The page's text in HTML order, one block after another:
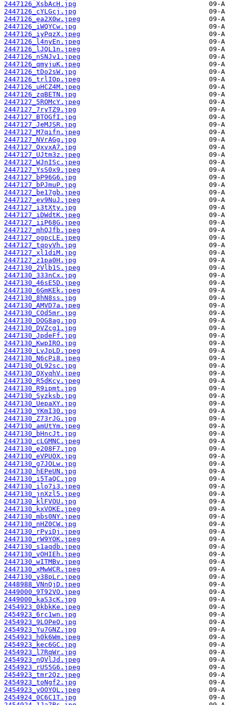
2447126_XsbAcH.jpg
2447126_cYLGcj.jpg
2447126_ea2X0w.jpeg
2447126_iWQYCw.jpg
2447126_iyPqzX.jpeg
2447126_l4nyEn.jpeg
2447126_lJQL1n.jpeg
2447126_nSNJv1.jpeg
2447126_qmyjuK.jpeg
2447126_tDo2sW.jpg
2447126_trlIOp.jpeg
2447126_uHCZ4M.jpeg
2447126_zqBETN.jpg
2447127_5ROMcY.jpeg
2447127_7ryTZ9.jpg
2447127_BTOGfI.jpg
2447127_JeMJSR.jpg
2447127_M7qifn.jpeg
2447127_NVrAGg.jpg
2447127_QxvxA7.jpg
2447127_UJtm3z.jpeg
2447127_WJnISc.jpeg
2447127_YsS0x9.jpeg
2447127_bP96G6.jpg
2447127_bPJmuP.jpg
2447127_be17gb.jpeg
2447127_ev9NuJ.jpeg
2447127_i3tXty.jpg
2447127_iDWdtK.jpeg
2447127_iiP68G.jpeg
2447127_mhQJfb.jpeg
2447127_ogpcLE.jpeg
2447127_tqoyVh.jpg
2447127_xl1diM.jpg
2447127_z1pa0H.jpg
2447130_2Vlb1S.jpeg
2447130_333nCx.jpg
2447130_46sE5D.jpeg
2447130_6GmKEk.jpeg
2447130_8hN8ss.jpg
2447130_AMVD7a.jpeg
2447130_COd5mr.jpg
2447130_DOG8ag.jpg
2447130_DVZcg1.jpg
2447130_JpdeFf.jpg
2447130_KwpIRO.jpg
2447130_LvJpLD.jpeg
2447130_N6cPi8.jpeg
2447130_QL92sc.jpg
2447130_QXyqhV.jpeg
2447130_R5dKcy.jpeg
2447130_R9ipmt.jpg
2447130_Syzksb.jpg
2447130_UepaXY.jpg
2447130_YKmI30.jpg
2447130_Z73rJG.jpg
2447130_amUtYm.jpeg
2447130_bHncJt.jpg
2447130_cLGMNC.jpeg
2447130_e208F7.jpg
2447130_eVPUOX.jpg
2447130_g7JOLw.jpg
2447130_hEPeUN.jpg
2447130_i5TaQC.jpg
2447130_ilo7i3.jpeg
2447130_jnXzl5.jpeg
2447130_klFVOU.jpg
2447130_kxVOKE.jpeg
2447130_mbs0NY.jpeg
2447130_nHZ0CW.jpg
2447130_rPyiDj.jpeg
2447130_rW9YOK.jpeg
2447130_s1aqdb.jpeg
2447130_vOHIEh.jpeg
2447130_wITMBv.jpeg
2447130_xMwWCR.jpeg
2447130_y38pLr.jpeg
2448988_VNnQjD.jpeg
2449000_9T92VO.jpeg
2449000_kaS3cK.jpg
2454923_0kbkKe.jpeg
2454923_6rc1wn.jpg
2454923_9LOPeQ.jpg
2454923_Yu7GNZ.jpg
2454923_h0k6Wm.jpeg
2454923_kec6GC.jpg
2454923_l7RqWr.jpg
2454923_nQVlJd.jpeg
2454923_rUS5G6.jpeg
2454923_tmr2Qz.jpeg
2454923_toNgf2.jpg
2454923_yOOYQL.jpeg
2454924_0C6C1T.jpg